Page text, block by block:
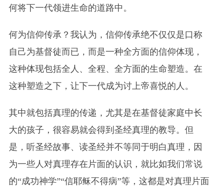
何将下一代领进生命的道路中。
何为信仰传承？我认为，信仰传承绝不仅仅是口称
自己为基督徒而已，而是一种全方面的信仰体现，
这种体现包括全人、全程、全方面的生命塑造。在
这种塑造之下，让下一代成为讨上帝喜悦的人。
其中就包括真理的传递，尤其是在基督徒家庭中长
大的孩子，很容易就会得到圣经真理的教导。但
是，听圣经故事、读圣经并不等同于明白真理，因
为一些人对真理存在片面的认识，就比如我们常说
的“成功神学”“信耶稣不得病”等，这都是对真理片面